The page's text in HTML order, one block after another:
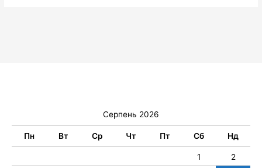
Серпень 2026
Пн Вт Ср Чт Пт Сб Нд
1
2